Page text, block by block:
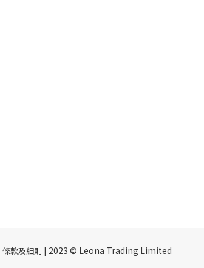
條款及細則 | 2023 © Leona Trading Limited